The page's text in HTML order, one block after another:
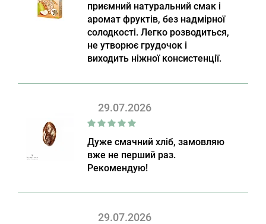
приємний натуральний смак і
аромат фруктів, без надмірної
солодкості. Легко розводиться,
не утворює грудочок і
виходить ніжної консистенції.
29.07.2026
Дуже смачний хліб, замовляю
вже не перший раз.
Рекомендую!
29.07.2026